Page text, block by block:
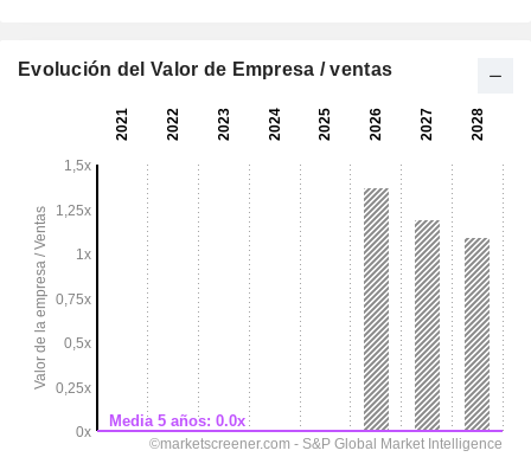
Evolución del Valor de Empresa / ventas